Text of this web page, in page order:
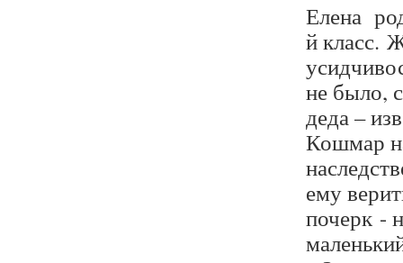
Елена
й класс.
не было,
деда –
Кошмар
ему
почерк -